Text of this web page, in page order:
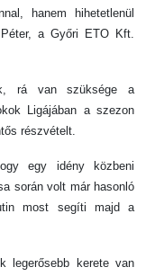
hanem hihetetlenül
a Győri ETO Kft.
rá van szüksége a
Ligájában a szezon
részvételt.
egy idény közbeni
során volt már hasonló
most segíti majd a
legerősebb kerete van